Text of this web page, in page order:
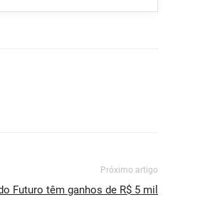
Próximo artigo
Futuro têm ganhos de R$ 5 mil